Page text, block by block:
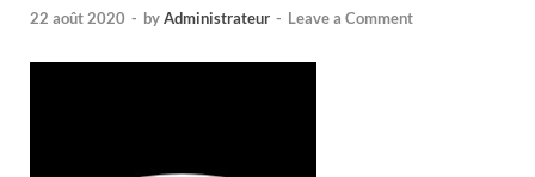
22 août 2020 - byAdministrateur - Leave a Comment